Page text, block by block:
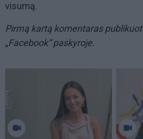
visumą.
Pirmą kartą komentaras
„Facebook“ paskyroje.